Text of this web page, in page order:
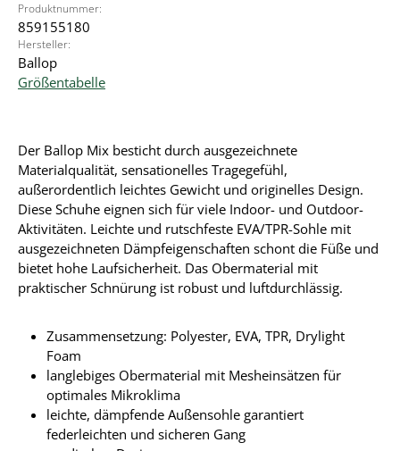
Produktnummer:
859155180
Hersteller:
Ballop
Größentabelle
Der Ballop Mix besticht durch ausgezeichnete
Materialqualität, sensationelles Tragegefühl,
außerordentlich leichtes Gewicht und originelles Design.
Diese Schuhe eignen sich für viele Indoor- und Outdoor-
Aktivitäten. Leichte und rutschfeste EVA/TPR-Sohle mit
ausgezeichneten Dämpfeigenschaften schont die Füße und
bietet hohe Laufsicherheit. Das Obermaterial mit
praktischer Schnürung ist robust und luftdurchlässig.
Zusammensetzung: Polyester, EVA, TPR, Drylight
Foam
langlebiges Obermaterial mit Mesheinsätzen für
optimales Mikroklima
leichte, dämpfende Außensohle garantiert
federleichten und sicheren Gang